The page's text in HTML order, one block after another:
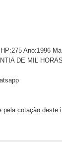
Ano:1996
DE MIL
pela cotação